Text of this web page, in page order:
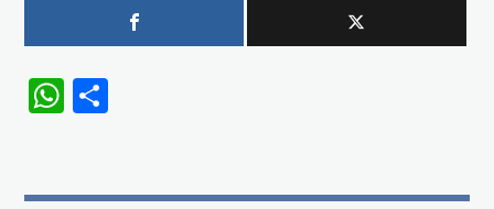
WhatsApp